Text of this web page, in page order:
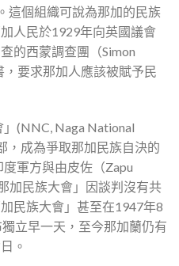
這個組織可說為那加的民族
人民於1929年向英國議會
的西蒙調查團（Simon
要求那加人應該被賦予民
(NNC, Naga National
，成為爭取那加民族自決的
軍方與由皮佐（Zapu
加民族大會」因談判沒有共
民族大會」甚至在1947年8
立早一天，至今那加蘭仍有
。